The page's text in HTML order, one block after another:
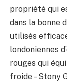
propriété qui
dans la bonne
utilisés
londoniennes
rouges qui
froide – Stony